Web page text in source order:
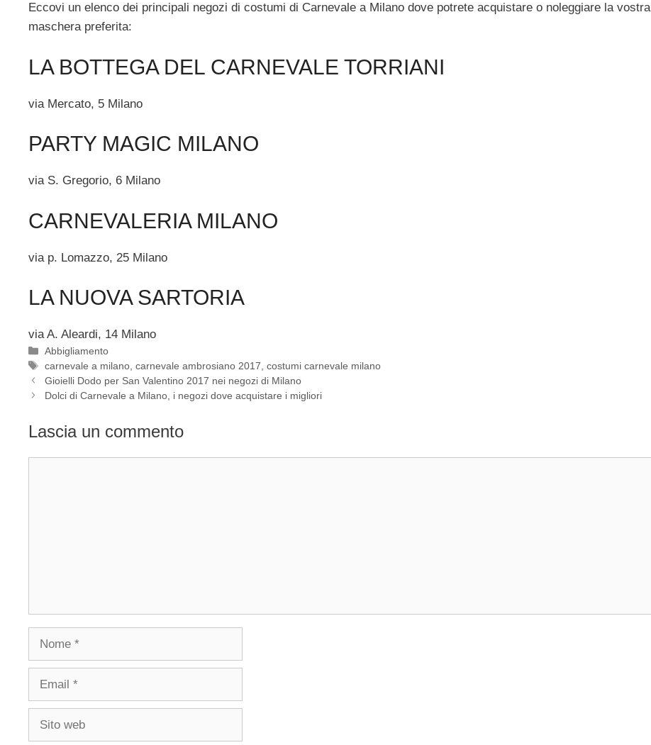
Eccovi un elenco dei principali negozi di costumi di Carnevale a Milano dove potrete acquistare o noleggiare la vostra
maschera preferita:
LA BOTTEGA DEL CARNEVALE TORRIANI
via Mercato, 5 Milano
PARTY MAGIC MILANO
via S. Gregorio, 6 Milano
CARNEVALERIA MILANO
via p. Lomazzo, 25 Milano
LA NUOVA SARTORIA
via A. Aleardi, 14 Milano
Categorie
Abbigliamento
Tag
carnevale a milano ,carnevale ambrosiano 2017 ,costumi carnevale milano
Gioielli Dodo per San Valentino 2017 nei negozi di Milano
Dolci di Carnevale a Milano, i negozi dove acquistare i migliori
Lascia un commento